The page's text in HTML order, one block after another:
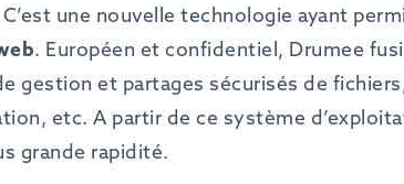
une nouvelle technologie ayant
. Européen et confidentiel, Drumee
gestion et partages sécurisés de
etc. A partir de ce système
grande rapidité.